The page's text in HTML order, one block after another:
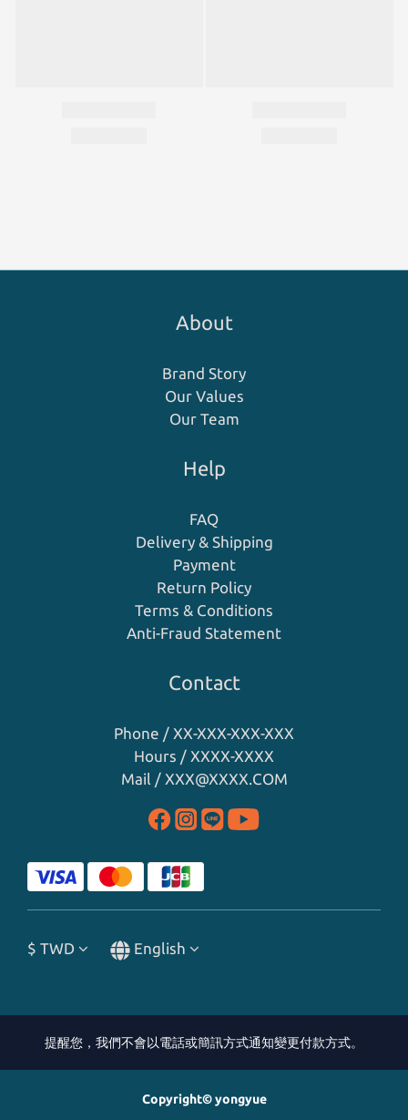
About
Brand Story
Our Values
Our Team
Help
FAQ
Delivery & Shipping
Payment
Return Policy
Terms & Conditions
Anti-Fraud Statement
Contact
Phone / XX-XXX-XXX-XXX
Hours / XXXX-XXXX
Mail / XXX@XXXX.COM
$ TWD English
提醒您，我們不會以電話或簡訊方式通知變更付款方式。
Copyright© yongyue